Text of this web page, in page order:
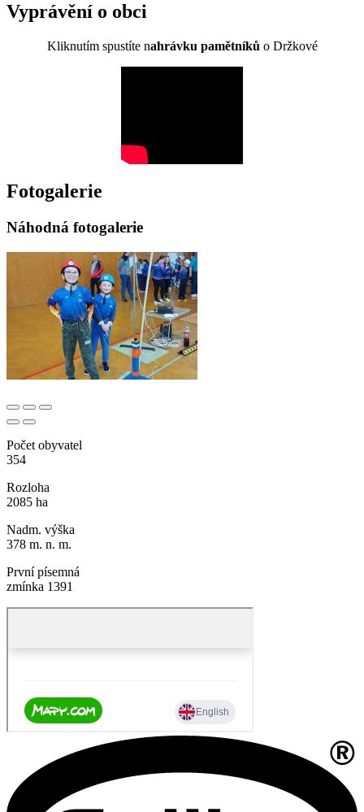
Vyprávění o obci
Kliknutím spustíte nahrávku pamětníků o Držkové
Fotogalerie
Náhodná fotogalerie
Počet obyvatel
354
Rozloha
2085 ha
Nadm. výška
378 m. n. m.
První písemná
zmínka 1391